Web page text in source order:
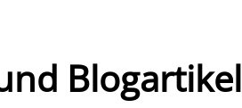
Blogartikel